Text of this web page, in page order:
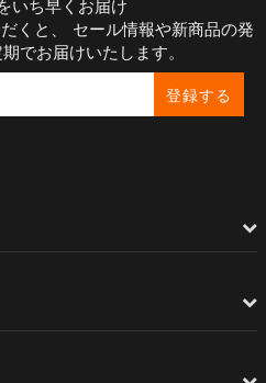
いち早くお届け
くと、 セール情報や新商品の発
でお届けいたします。
登録する